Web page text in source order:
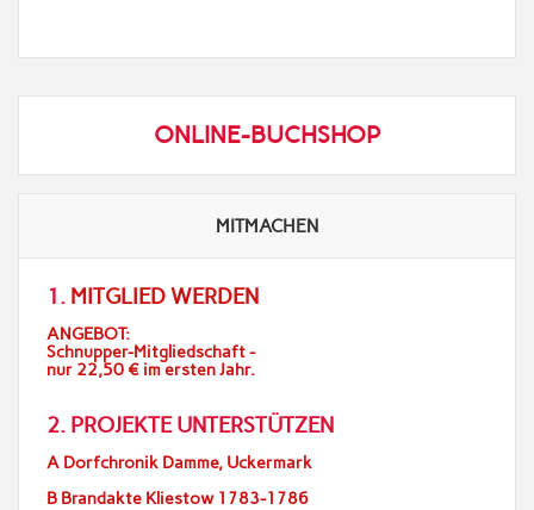
ONLINE-BUCHSHOP
MITMACHEN
1. MITGLIED WERDEN
ANGEBOT:
Schnupper-Mitgliedschaft -
nur 22,50 € im ersten Jahr.
2. PROJEKTE UNTERSTÜTZEN
A Dorfchronik Damme, Uckermark
B Brandakte Kliestow 1783-1786